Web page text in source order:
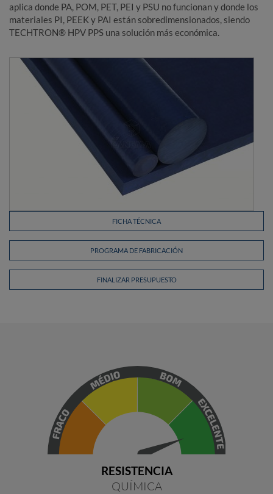
aplica donde PA, POM, PET, PEI y PSU no funcionan y donde los
materiales PI, PEEK y PAI están sobredimensionados, siendo
TECHTRON® HPV PPS una solución más económica.
FICHA TÉCNICA
PROGRAMA DE FABRICACIÓN
FINALIZAR PRESUPUESTO
RESISTENCIA
QUÍMICA